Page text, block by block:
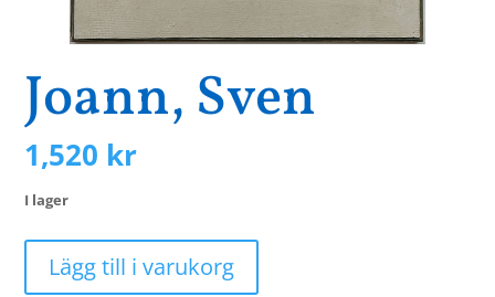
Joann, Sven
1,520 kr
I lager
SvenLägg till i varukorg